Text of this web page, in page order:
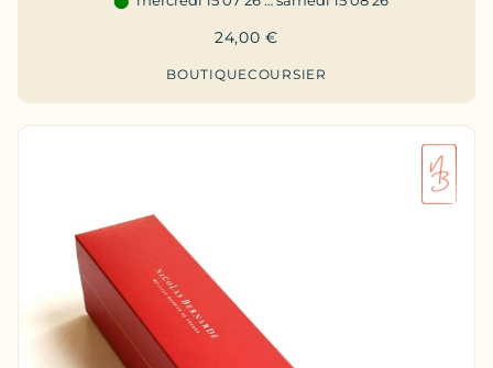
24,00€
BOUTIQUECOURSIER